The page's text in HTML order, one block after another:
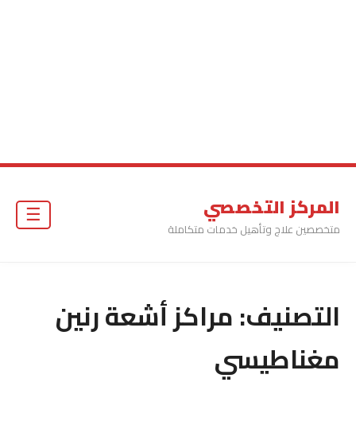
المركز التخصصي
متخصصين علاج وتأهيل خدمات متكاملة
التصنيف:مراكز أشعة رنين
مغناطيسي